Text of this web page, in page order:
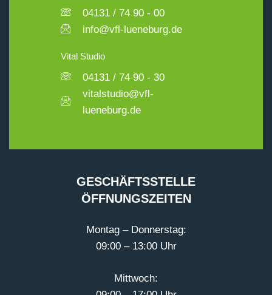
04131 / 74 90 - 00
info@vfl-lueneburg.de
Vital Studio
04131 / 74 90 - 30
vitalstudio@vfl-
lueneburg.de
GESCHÄFTSSTELLE
ÖFFNUNGSZEITEN
Montag – Donnerstag:
09:00 – 13:00 Uhr
Mittwoch: